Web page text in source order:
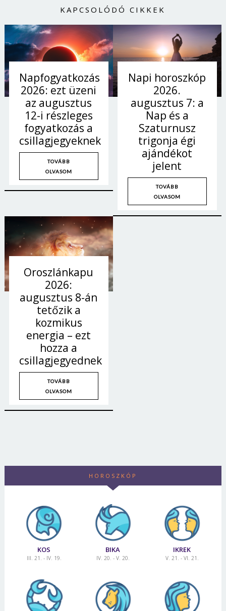
KAPCSOLÓDÓ CIKKEK
Napfogyatkozás
2026: ezt üzeni
az augusztus
12-i részleges
fogyatkozás a
csillagjegyeknek
TOVÁBB
OLVASOM
Napi horoszkóp
2026.
augusztus 7: a
Nap és a
Szaturnusz
trigonja égi
ajándékot
jelent
TOVÁBB
OLVASOM
Oroszlánkapu
2026:
augusztus 8-án
tetőzik a
kozmikus
energia – ezt
hozza a
csillagjegyednek
TOVÁBB
OLVASOM
HOROSZKÓP
KOS
III. 21. - IV. 19.
BIKA
IV. 20. - V. 20.
IKREK
V. 21. - VI. 21.